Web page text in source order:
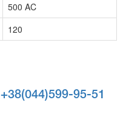
500 AC
120
+38(044)599-95-51